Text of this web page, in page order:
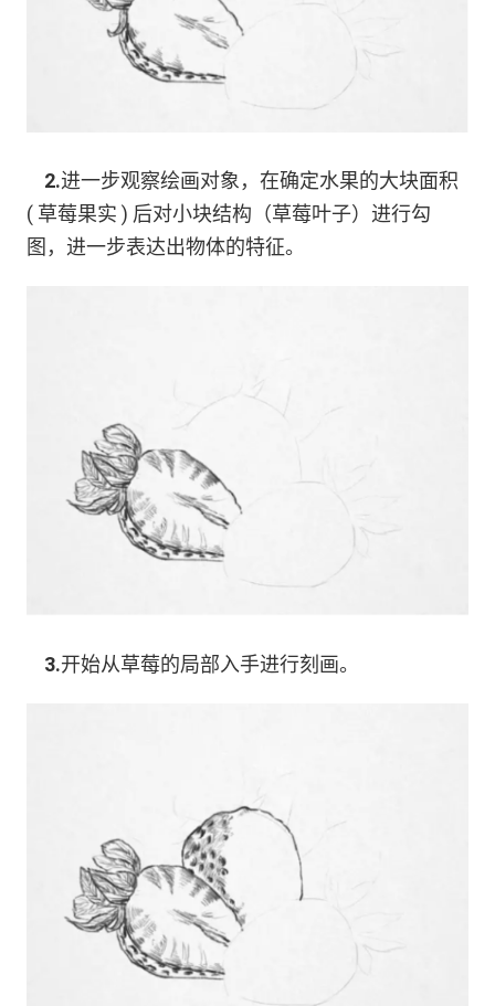
2.进一步观察绘画对象，在确定水果的大块面积
( 草莓果实 ) 后对小块结构（草莓叶子）进行勾
图，进一步表达出物体的特征。
3.开始从草莓的局部入手进行刻画。